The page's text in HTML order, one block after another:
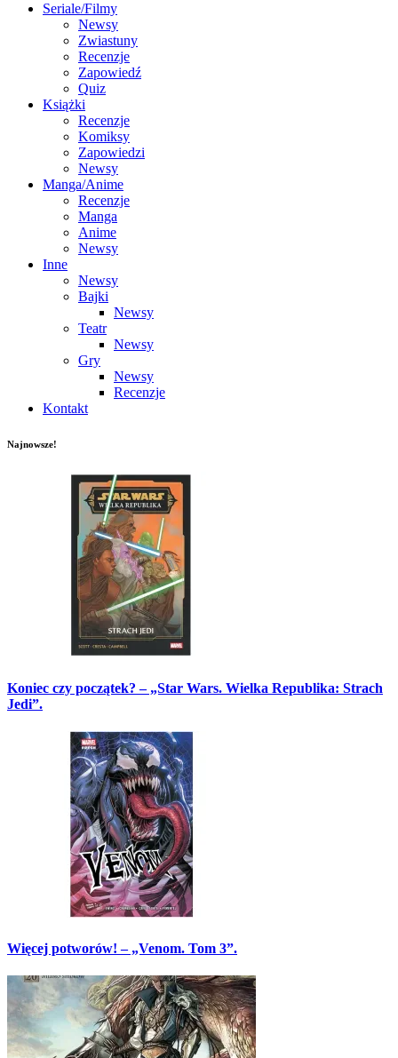
Seriale/Filmy
Newsy
Zwiastuny
Recenzje
Zapowiedź
Quiz
Książki
Recenzje
Komiksy
Zapowiedzi
Newsy
Manga/Anime
Recenzje
Manga
Anime
Newsy
Inne
Newsy
Bajki
Newsy
Teatr
Newsy
Gry
Newsy
Recenzje
Kontakt
Najnowsze!
Koniec czy początek? – „Star Wars. Wielka Republika: Strach
Jedi”.
Więcej potworów! – „Venom. Tom 3”.